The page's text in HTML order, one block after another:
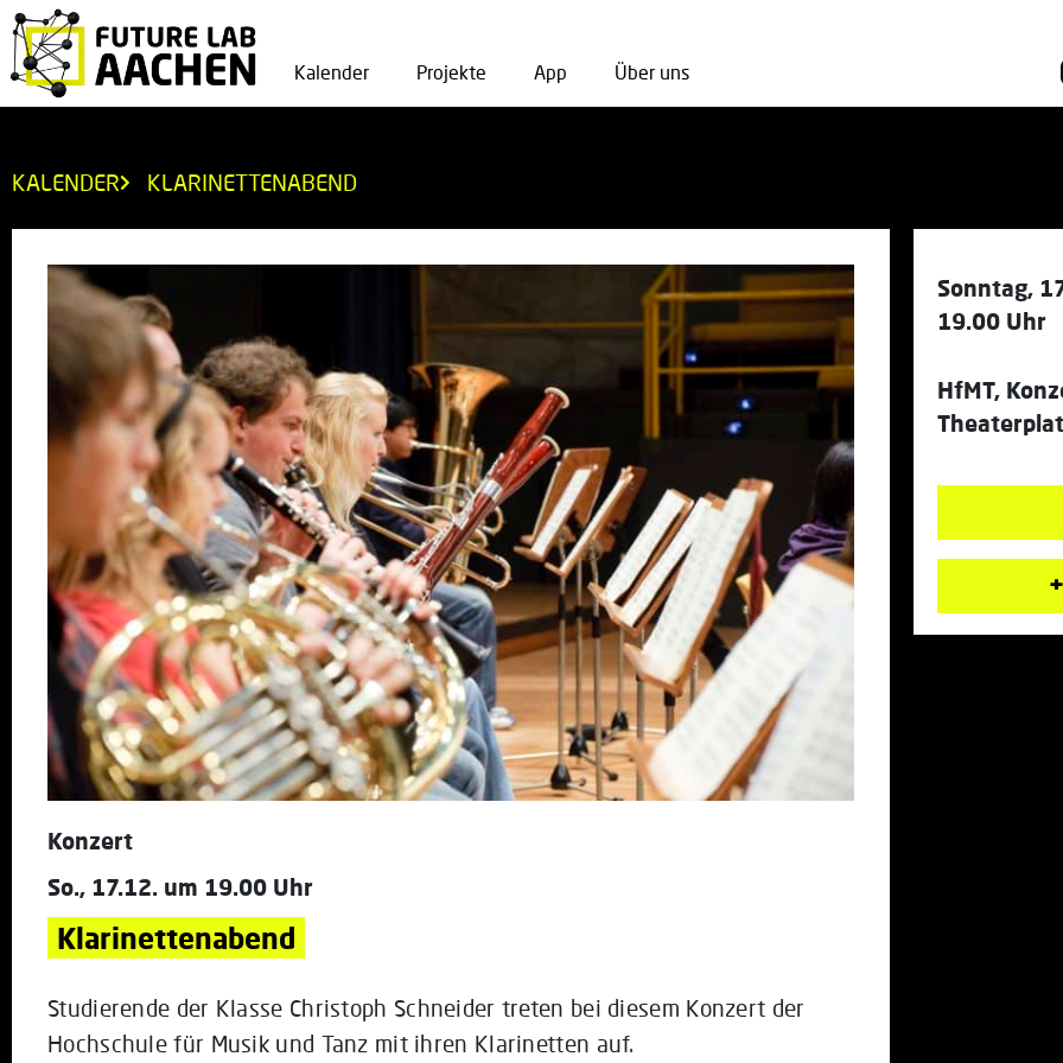
Kalender Projekte App Über uns
KALENDER KLARINETTENABEND
Konzert
So., 17.12. um 19.00 Uhr
Klarinettenabend
Studierende der Klasse Christoph Schneider treten bei diesem Konzert der
Hochschule für Musik und Tanz mit ihren Klarinetten auf.
Sonntag,
19.00 Uhr
HfMT,